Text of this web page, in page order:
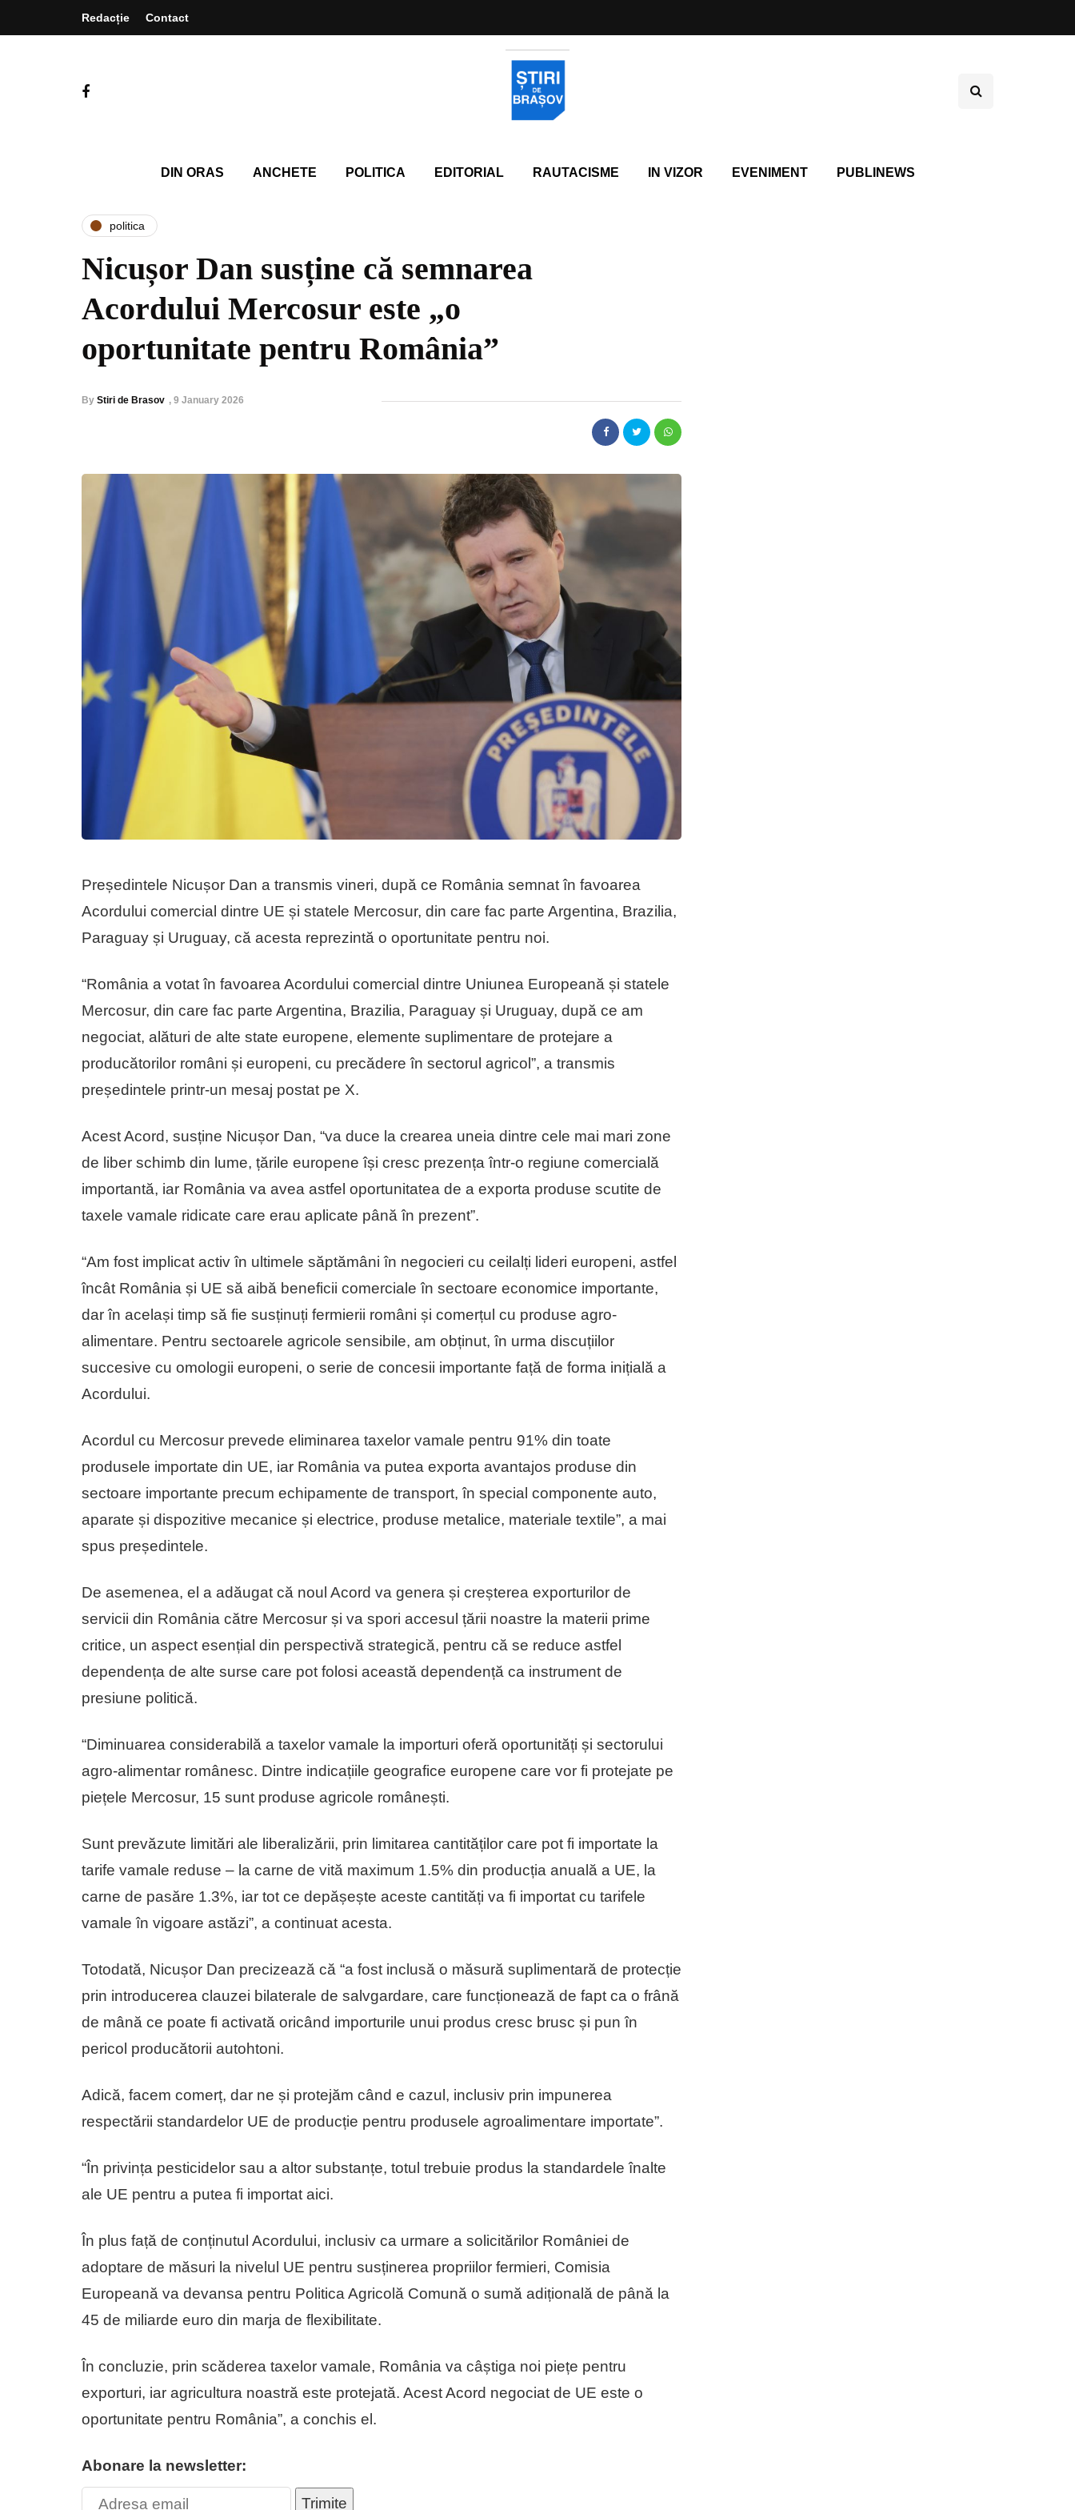
Redacție Contact
DIN ORAS ANCHETE POLITICA EDITORIAL RAUTACISME IN VIZOR EVENIMENT PUBLINEWS
politica
Nicușor Dan susține că semnarea
Acordului Mercosur este „o
oportunitate pentru România”
By Stiri de Brasov , 9 January 2026
Președintele Nicușor Dan a transmis vineri, după ce România semnat în favoarea
Acordului comercial dintre UE și statele Mercosur, din care fac parte Argentina, Brazilia,
Paraguay și Uruguay, că acesta reprezintă o oportunitate pentru noi.
“România a votat în favoarea Acordului comercial dintre Uniunea Europeană și statele
Mercosur, din care fac parte Argentina, Brazilia, Paraguay și Uruguay, după ce am
negociat, alături de alte state europene, elemente suplimentare de protejare a
producătorilor români și europeni, cu precădere în sectorul agricol”, a transmis
președintele printr-un mesaj postat pe X.
Acest Acord, susține Nicușor Dan, “va duce la crearea uneia dintre cele mai mari zone
de liber schimb din lume, țările europene își cresc prezența într-o regiune comercială
importantă, iar România va avea astfel oportunitatea de a exporta produse scutite de
taxele vamale ridicate care erau aplicate până în prezent”.
“Am fost implicat activ în ultimele săptămâni în negocieri cu ceilalți lideri europeni, astfel
încât România și UE să aibă beneficii comerciale în sectoare economice importante,
dar în același timp să fie susținuți fermierii români și comerțul cu produse agro-
alimentare. Pentru sectoarele agricole sensibile, am obținut, în urma discuțiilor
succesive cu omologii europeni, o serie de concesii importante față de forma inițială a
Acordului.
Acordul cu Mercosur prevede eliminarea taxelor vamale pentru 91% din toate
produsele importate din UE, iar România va putea exporta avantajos produse din
sectoare importante precum echipamente de transport, în special componente auto,
aparate și dispozitive mecanice și electrice, produse metalice, materiale textile”, a mai
spus președintele.
De asemenea, el a adăugat că noul Acord va genera și creșterea exporturilor de
servicii din România către Mercosur și va spori accesul țării noastre la materii prime
critice, un aspect esențial din perspectivă strategică, pentru că se reduce astfel
dependența de alte surse care pot folosi această dependență ca instrument de
presiune politică.
“Diminuarea considerabilă a taxelor vamale la importuri oferă oportunități și sectorului
agro-alimentar românesc. Dintre indicațiile geografice europene care vor fi protejate pe
piețele Mercosur, 15 sunt produse agricole românești.
Sunt prevăzute limitări ale liberalizării, prin limitarea cantităților care pot fi importate la
tarife vamale reduse – la carne de vită maximum 1.5% din producția anuală a UE, la
carne de pasăre 1.3%, iar tot ce depășește aceste cantități va fi importat cu tarifele
vamale în vigoare astăzi”, a continuat acesta.
Totodată, Nicușor Dan precizează că “a fost inclusă o măsură suplimentară de protecție
prin introducerea clauzei bilaterale de salvgardare, care funcționează de fapt ca o frână
de mână ce poate fi activată oricând importurile unui produs cresc brusc și pun în
pericol producătorii autohtoni.
Adică, facem comerț, dar ne și protejăm când e cazul, inclusiv prin impunerea
respectării standardelor UE de producție pentru produsele agroalimentare importate”.
“În privința pesticidelor sau a altor substanțe, totul trebuie produs la standardele înalte
ale UE pentru a putea fi importat aici.
În plus față de conținutul Acordului, inclusiv ca urmare a solicitărilor României de
adoptare de măsuri la nivelul UE pentru susținerea propriilor fermieri, Comisia
Europeană va devansa pentru Politica Agricolă Comună o sumă adițională de până la
45 de miliarde euro din marja de flexibilitate.
În concluzie, prin scăderea taxelor vamale, România va câștiga noi piețe pentru
exporturi, iar agricultura noastră este protejată. Acest Acord negociat de UE este o
oportunitate pentru România”, a conchis el.
Abonare la newsletter:
Trimite